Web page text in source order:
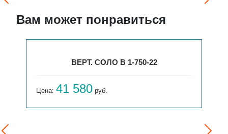
Вам может понравиться
ВЕРТ. СОЛО В 1-750-22
Цена:41 580 руб.